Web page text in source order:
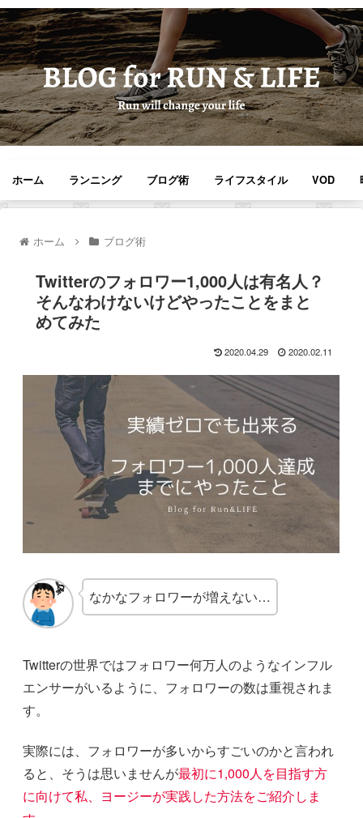
ホーム ランニング ブログ術 ライフスタイル VOD
ホーム ブログ術
Twitterのフォロワー1,000人は有名人？
そんなわけないけどやったことをまと
めてみた
2020.04.29 2020.02.11
なかなフォロワーが増えない…
Twitterの世界ではフォロワー何万人のようなインフル
エンサーがいるように、フォロワーの数は重視されま
す。
実際には、フォロワーが多いからすごいのかと言われ
ると、そうは思いませんが最初に1,000人を目指す方
に向けて私、ヨージーが実践した方法をご紹介しま